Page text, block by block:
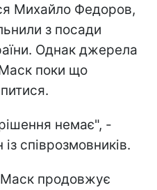
Михайло Федоров,
з посади
Однак джерела
поки що
немає", -
співрозмовників.
Маск продовжує